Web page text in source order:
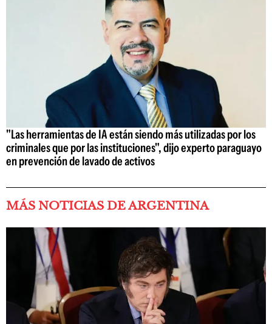
"Las herramientas de IA están siendo más utilizadas por los
criminales que por las instituciones", dijo experto paraguayo
en prevención de lavado de activos
MÁS NOTICIAS DE ARGENTINA